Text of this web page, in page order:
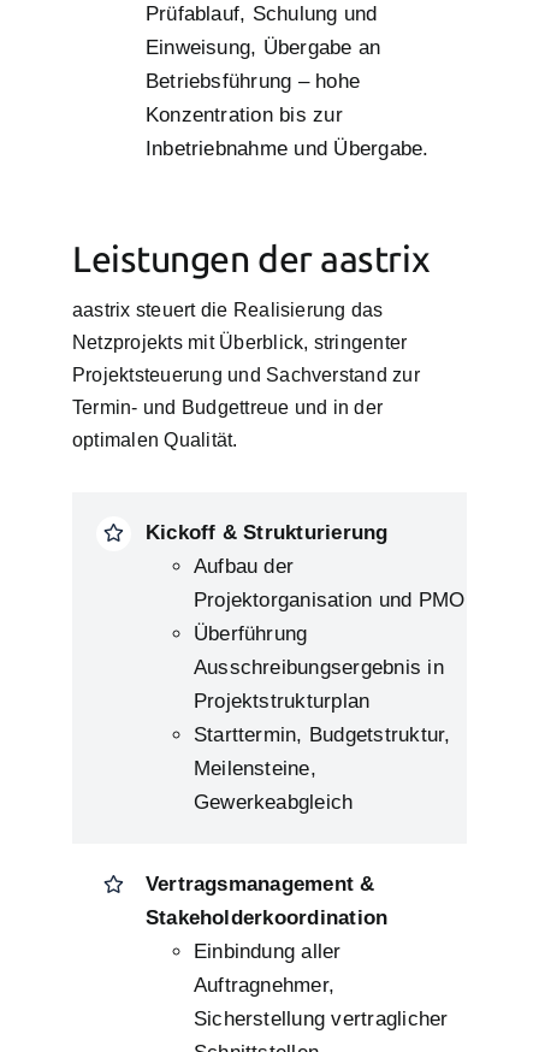
Prüfablauf, Schulung und
Einweisung, Übergabe an
Betriebsführung – hohe
Konzentration bis zur
Inbetriebnahme und Übergabe.
Leistungen der aastrix
aastrix steuert die Realisierung das
Netzprojekts mit Überblick, stringenter
Projektsteuerung und Sachverstand zur
Termin- und Budgettreue und in der
optimalen Qualität.
Kickoff & Strukturierung
Aufbau der
Projektorganisation und PMO
Überführung
Ausschreibungsergebnis in
Projektstrukturplan
Starttermin, Budgetstruktur,
Meilensteine,
Gewerkeabgleich
Vertragsmanagement &
Stakeholderkoordination
Einbindung aller
Auftragnehmer,
Sicherstellung vertraglicher